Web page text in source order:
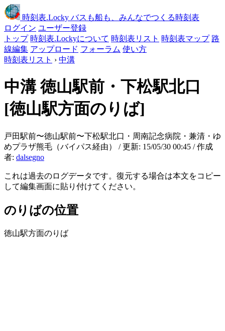
時刻表.Locky バスも船も、みんなでつくる時刻表
ログイン ユーザー登録
トップ 時刻表.Lockyについて 時刻表リスト 時刻表マップ 路
線編集 アップロード フォーラム 使い方
時刻表リスト › 中溝
中溝徳山駅前・下松駅北口
[徳山駅方面のりば]
戸田駅前〜徳山駅前〜下松駅北口・周南記念病院・兼清・ゆ
めプラザ熊毛（バイパス経由） / 更新: 15/05/30 00:45 / 作成
者: dalsegno
これは過去のログデータです。復元する場合は本文をコピー
して編集画面に貼り付けてください。
のりばの位置
徳山駅方面のりば